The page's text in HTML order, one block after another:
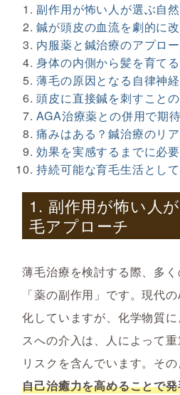
副作用が怖い人が選ぶ自
鍼が頭皮の血流を劇的に
内服薬と鍼治療のアプロ
身体の内側から髪を育て
薄毛の原因となる自律神
頭皮に直接鍼を刺すこと
AGA治療薬との併用で期
痛みはある？鍼治療のリ
効果を実感するまでに必
持続可能な育毛生活とし
1. 副作用が怖い人
毛アプローチ
薄毛治療を検討する際、多
「薬の副作用」です。現代
化していますが、化学物質
スへの介入は、人によって
リスクを含んでいます。そ
自己治癒力を高めることで